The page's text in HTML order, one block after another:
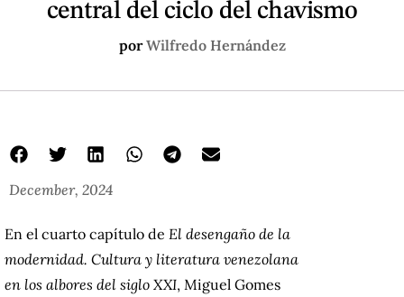
central del ciclo del chavismo
porWilfredo Hernández
December, 2024
En el cuarto capítulo de El desengaño de la
modernidad. Cultura y literatura venezolana
en los albores del siglo XXI, Miguel Gomes